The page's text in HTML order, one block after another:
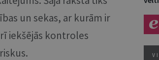
un sekas, ar kurām ir
iekšējās kontroles